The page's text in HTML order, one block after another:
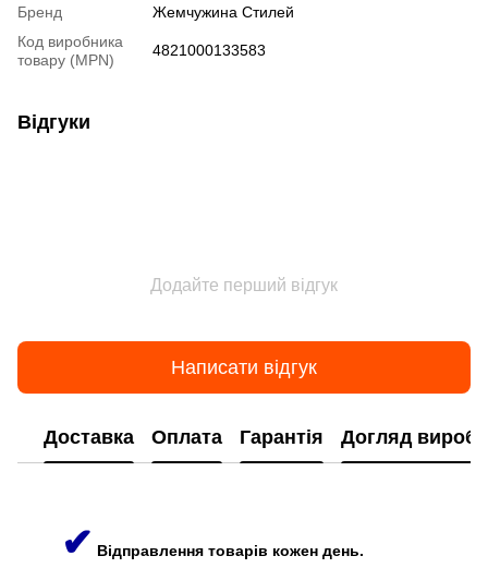
Бренд
Жемчужина Стилей
Код виробника
товару (MPN)
4821000133583
Відгуки
Додайте перший відгук
Написати відгук
Доставка Оплата Гарантія Догляд
✔ Відправлення товарів кожен день.